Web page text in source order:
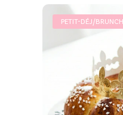
PETIT-DÉJ/BRUNCH